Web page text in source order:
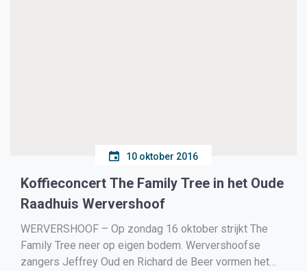
10 oktober 2016
Koffieconcert The Family Tree in het Oude
Raadhuis Wervershoof
WERVERSHOOF – Op zondag 16 oktober strijkt The
Family Tree neer op eigen bodem. Wervershoofse
zangers Jeffrey Oud en Richard de Beer vormen het